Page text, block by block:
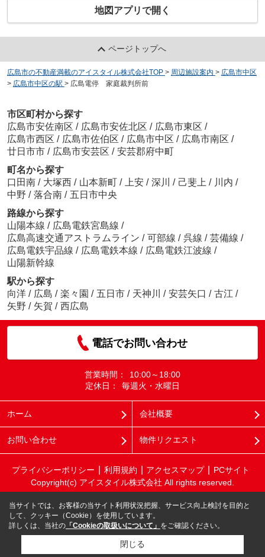
地図アプリで開く
ページトップへ
広島市の不動産満載のアイスタイル株式会社TOP > 周辺施設案内 > 広島市中区
> 広島市中区の駅 > 広島電停 家庭裁判所前
市区町村から探す
広島市安佐南区 / 広島市安佐北区 / 広島市東区 /
広島市西区 / 広島市佐伯区 / 広島市中区 / 広島市南区 /
廿日市市 / 広島市安芸区 / 安芸郡府中町
町名から探す
口田南 / 大塚西 / 山本新町 / 上安 / 深川 / 己斐上 / 川内 /
中野 / 落合南 / 五日市中央
路線から探す
山陽本線 / 広島電鉄宮島線 /
広島高速交通アストラムライン / 可部線 / 呉線 / 芸備線 /
広島電鉄宇品線 / 広島電鉄本線 / 広島電鉄江波線 /
山陽新幹線
駅から探す
向洋 / 広島 / 楽々園 / 五日市 / 天神川 / 安芸矢口 / 古江 /
矢野 / 矢賀 / 西広島
電話でお問い合わせ
営業時間：
10:00～18:00
定休日：
毎週火・水曜日
ホーム 会社概要
お問い合わせ 物件リクエスト
プライバシーポリシー 利用規約 アクセスマップ
PCサイト
Copyright(c) アイスタイル株式会社 All rights reserved.
当サイトでは、お客様の当サイト利用状況把握、サービス向上検討を目的と
して、クッキー（Cookie）を使用しています。
詳しくは、当社の 「Cookieの取扱いについて」 をご確認ください。
閉じる